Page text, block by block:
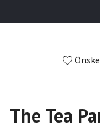
The Tea